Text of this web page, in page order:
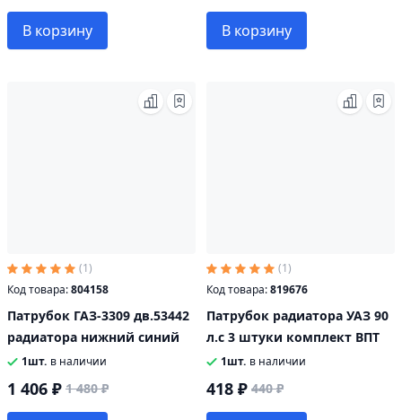
В корзину В корзину
(1)
Код товара:804158
Патрубок ГАЗ-3309 дв.53442
радиатора нижний синий
1шт. в наличии
1 406 ₽ 1 480 ₽
(1)
Код товара:819676
Патрубок радиатора УАЗ 90
л.с 3 штуки комплект ВПТ
1шт. в наличии
418 ₽ 440 ₽